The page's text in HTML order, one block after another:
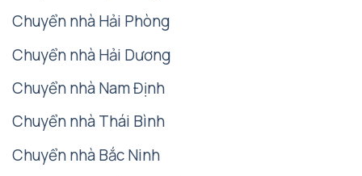
Chuyển nhà Hải Phòng
Chuyển nhà Hải Dương
Chuyển nhà Nam Định
Chuyển nhà Thái Bình
Chuyển nhà Bắc Ninh